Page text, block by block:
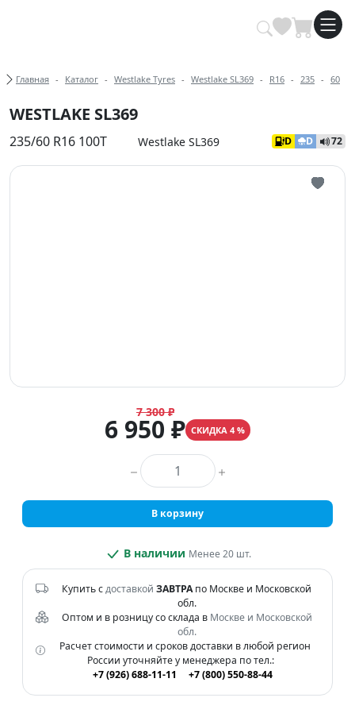
Купить автомобильные шины
Хлебные крошки
Главная Каталог Westlake Tyres Westlake SL369 R16 235 60
WESTLAKE SL369
235/60 R16 100T Westlake SL369 D D 72
7 300 ₽
6 950 ₽ СКИДКА 4 %
Количество товара
В корзину
В наличии Менее 20 шт.
Купить сдоставкой ЗАВТРАпо Москве и Московской
обл.
Оптом и в розницу со склада в Москве и Московской
обл.
Расчет стоимости и сроков доставки в любой регион
России уточняйте у менеджера по тел.:
+7 (926) 688-11-11
+7 (800) 550-88-44